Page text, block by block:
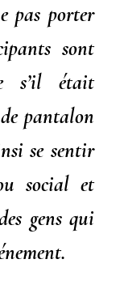
pas porter
sont
s’il était
pantalon
se sentir
social et
gens qui